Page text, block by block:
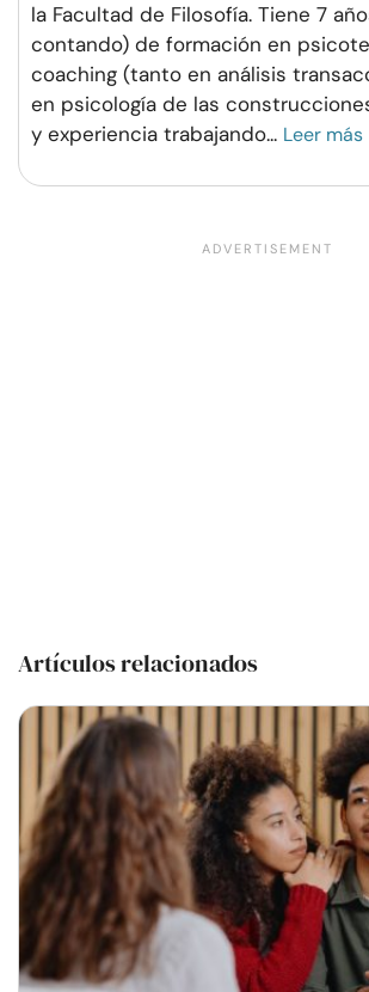
la Facultad de Filosofía. Tiene 7
contando) de formación en
coaching (tanto en análisis
en psicología de las
y experiencia trabajando... Leer más
Artículos relacionados